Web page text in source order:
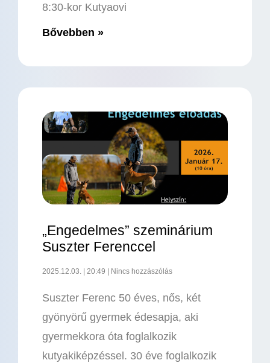
8:30-kor Kutyaovi
Bővebben »
„Engedelmes” szeminárium
Suszter Ferenccel
2025.12.03. 20:49 Nincs hozzászólás
Suszter Ferenc 50 éves, nős, két
gyönyörű gyermek édesapja, aki
gyermekkora óta foglalkozik
kutyakiképzéssel. 30 éve foglalkozik